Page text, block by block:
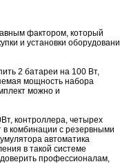
фактором, который
и установки
2 батареи на 100 Вт,
мощность набора
можно и
контроллера, четырех
в комбинации с резервными
автоматика
в такой системе
профессионалам,